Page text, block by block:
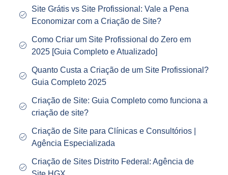
Site Grátis vs Site Profissional: Vale a Pena
Economizar com a Criação de Site?
Como Criar um Site Profissional do Zero em
2025 [Guia Completo e Atualizado]
Quanto Custa a Criação de um Site Profissional?
Guia Completo 2025
Criação de Site: Guia Completo como funciona a
criação de site?
Criação de Site para Clínicas e Consultórios |
Agência Especializada
Criação de Sites Distrito Federal: Agência de